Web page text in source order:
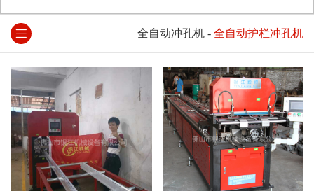
全自动冲孔机 - 全自动护栏冲孔机